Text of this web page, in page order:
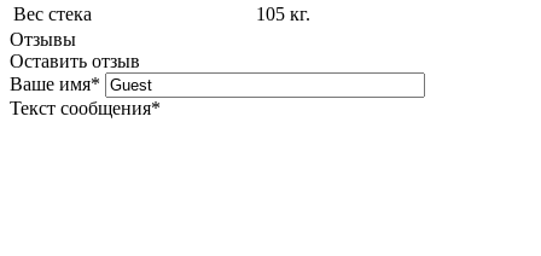
Вес стека
105 кг.
Отзывы
Оставить отзыв
Ваше имя*
Текст сообщения*